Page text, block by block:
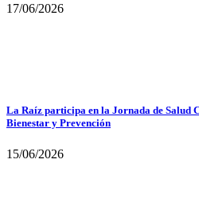
17/06/2026
La Raíz participa en la Jornada de Salud
Bienestar y Prevención
15/06/2026